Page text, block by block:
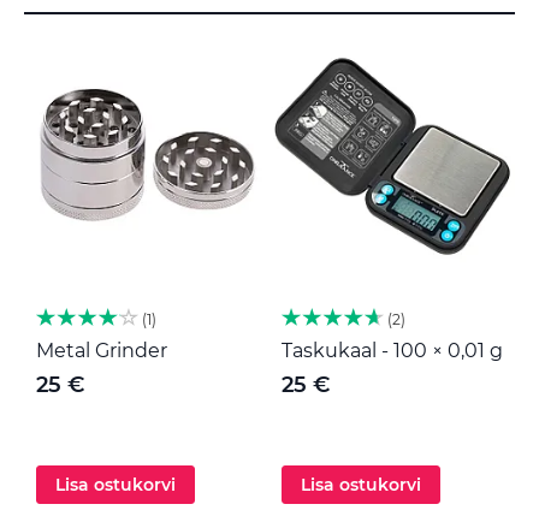
1
Metal Grinder
25 €
Lisa ostukorvi
2
Taskukaal - 100 × 0,01 g
25 €
Lisa ostukorvi